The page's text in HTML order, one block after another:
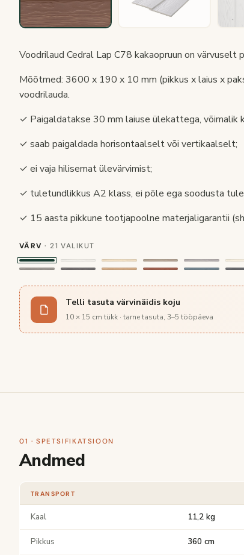
Voodrilaud Cedral Lap C78 kakaopruun on
Mõõtmed: 3600 x 190 x 10 mm (pikkus x laius x
voodrilauda.
✓ Paigaldatakse 30 mm laiuse ülekattega, võimalik
✓ saab paigaldada horisontaalselt või vertikaalselt;
✓ ei vaja hilisemat ülevärvimist;
✓ tuletundlikkus A2 klass, ei põle ega soodusta
✓ 15 aasta pikkune tootjapoolne materjaligarantii
VÄRV · 21 VALIKUT
Telli tasuta värvinäidis koju
10 × 15 cm tükk · tarne tasuta, 3–5 tööpäeva
01 · SPETSIFIKATSIOON
Andmed
TRANSPORT
Kaal 11,2 kg
Pikkus 360 cm